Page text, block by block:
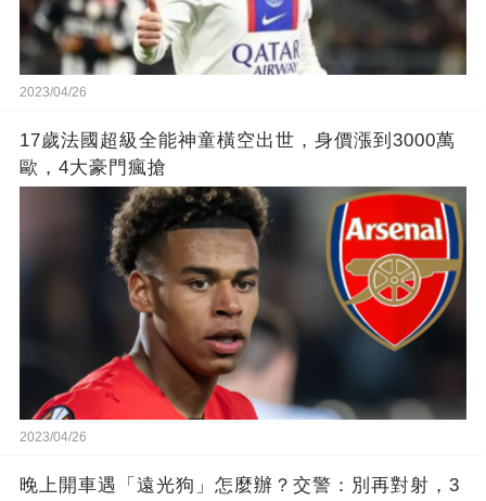
2023/04/26
17歲法國超級全能神童橫空出世，身價漲到3000萬
歐，4大豪門瘋搶
2023/04/26
晚上開車遇「遠光狗」怎麼辦？交警：別再對射，3